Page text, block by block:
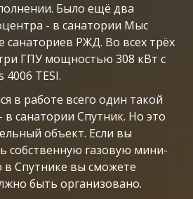
Было ещё два
- в санатории Мыс
санаториев РЖД. Во всех трёх
ГПУ мощностью 308 кВт с
TESI.
в работе всего один такой
в санатории Спутник. Но это
объект. Если вы
собственную газовую мини-
в Спутнике вы сможете
быть организовано.